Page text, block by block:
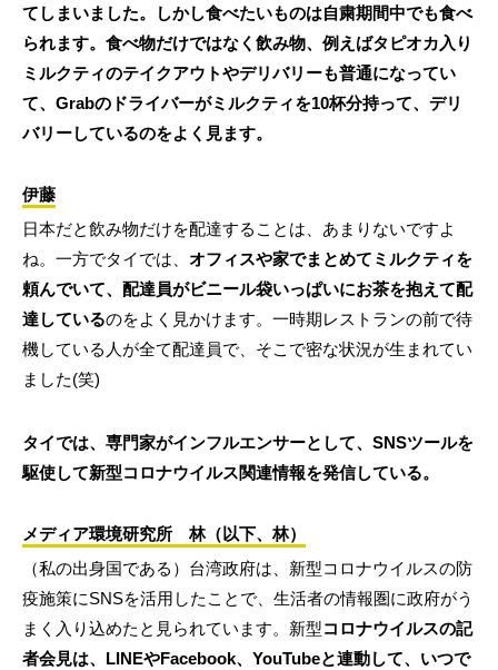
てしまいました。しかし食べたいものは自粛期間中でも食べ
られます。食べ物だけではなく飲み物、例えばタピオカ入り
ミルクティのテイクアウトやデリバリーも普通になってい
て、Grabのドライバーがミルクティを10杯分持って、デリ
バリーしているのをよく見ます。
伊藤
日本だと飲み物だけを配達することは、あまりないですよ
ね。一方でタイでは、 オフィスや家でまとめてミルクティを
頼んでいて、配達員がビニール袋いっぱいにお茶を抱えて配
達しているのをよく見かけます。一時期レストランの前で待
機している人が全て配達員で、そこで密な状況が生まれてい
ました(笑)
タイでは、専門家がインフルエンサーとして、SNSツールを
駆使して新型コロナウイルス関連情報を発信している。
メディア環境研究所 林（以下、林）
（私の出身国である）台湾政府は、新型コロナウイルスの防
疫施策にSNSを活用したことで、生活者の情報圏に政府がう
まく入り込めたと見られています。新型コロナウイルスの記
者会見は、LINEやFacebook、YouTubeと連動して、いつで